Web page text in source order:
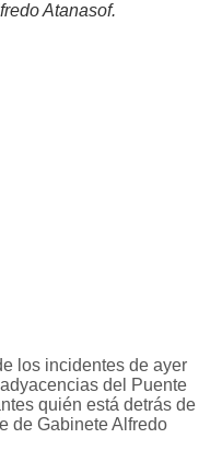
Atanasof.
los incidentes de ayer
del Puente
quién está detrás de
de Gabinete Alfredo